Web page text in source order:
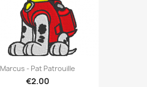
Marcus - Pat Patrouille
€2.00